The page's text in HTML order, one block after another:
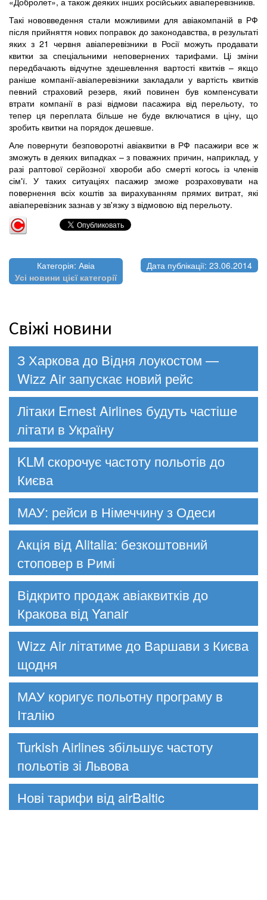
Такі нововведення стали можливими для авіакомпаній в РФ
після прийняття нових поправок до законодавства, в результаті
яких з 21 червня авіаперевізники в Росії можуть продавати
квитки за спеціальними неповернених тарифами. Ці зміни
передбачають відчутне здешевлення вартості квитків – якщо
раніше компанії-авіаперевізники закладали у вартість квитків
певний страховий резерв, який повинен був компенсувати
втрати компанії в разі відмови пасажира від перельоту, то
тепер ця переплата більше не буде включатися в ціну, що
зробить квитки на порядок дешевше.
Але повернути безповоротні авіаквитки в РФ пасажири все ж
зможуть в деяких випадках – з поважних причин, наприклад, у
разі раптової серйозної хвороби або смерті когось із членів
сім'ї. У таких ситуаціях пасажир зможе розраховувати на
повернення всіх коштів за вирахуванням прямих витрат, які
авіаперевізник зазнав у зв'язку з відмовою від перельоту.
Категорія: Авіа
Усі новини цієї категорії
Дата публікації: 23.06.2014
Свіжі новини
З Харкова до Відня лоукостом —
Wizz Air запускає новий рейс
Літаки Ernest Airlines будуть частіше
літати в Україну
KLM скорочує частоту польотів до
Києва
МАУ: рейси в Німеччину з Одеси
Акція від Alitalia: безкоштовний
стоповер в Римі
Відкрито продаж авіаквитків до
Кракова від Yanair
Wizz Air літатиме до Варшави з Києва
щодня
МАУ коригує польотну програму в
Італію
Turkish Airlines збільшує частоту
польотів зі Львова
Нові тарифи від airBaltic